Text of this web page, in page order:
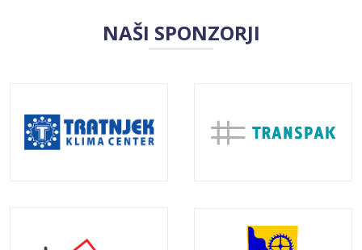
NAŠI SPONZORJI